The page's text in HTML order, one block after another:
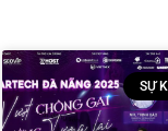
SỰ